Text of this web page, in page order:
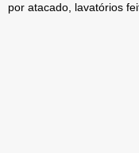
por atacado, lavatórios